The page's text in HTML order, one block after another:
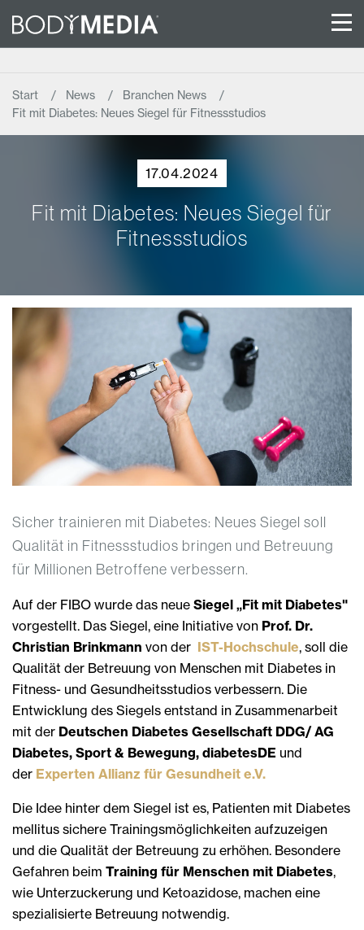
Start News
Branchen News
Fit mit Diabetes: Neues Siegel für Fitnessstudios
17.04.2024
Fit mit Diabetes: Neues Siegel für
Fitnessstudios
Sicher trainieren mit Diabetes: Neues Siegel soll
Qualität in Fitnessstudios bringen und Betreuung
für Millionen Betroffene verbessern.
Auf der FIBO wurde das neue Siegel „Fit mit Diabetes"
vorgestellt. Das Siegel, eine Initiative von Prof. Dr.
Christian Brinkmann von der IST-Hochschule, soll die
Qualität der Betreuung von Menschen mit Diabetes in
Fitness- und Gesundheitsstudios verbessern. Die
Entwicklung des Siegels entstand in Zusammenarbeit
mit der Deutschen Diabetes Gesellschaft DDG/ AG
Diabetes, Sport & Bewegung, diabetesDE und
der Experten Allianz für Gesundheit e.V.
Die Idee hinter dem Siegel ist es, Patienten mit Diabetes
mellitus sichere Trainingsmöglichkeiten aufzuzeigen
und die Qualität der Betreuung zu erhöhen. Besondere
Gefahren beim Training für Menschen mit Diabetes,
wie Unterzuckerung und Ketoazidose, machen eine
spezialisierte Betreuung notwendig.